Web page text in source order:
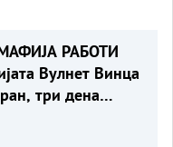
Вулнет Винца
три дена